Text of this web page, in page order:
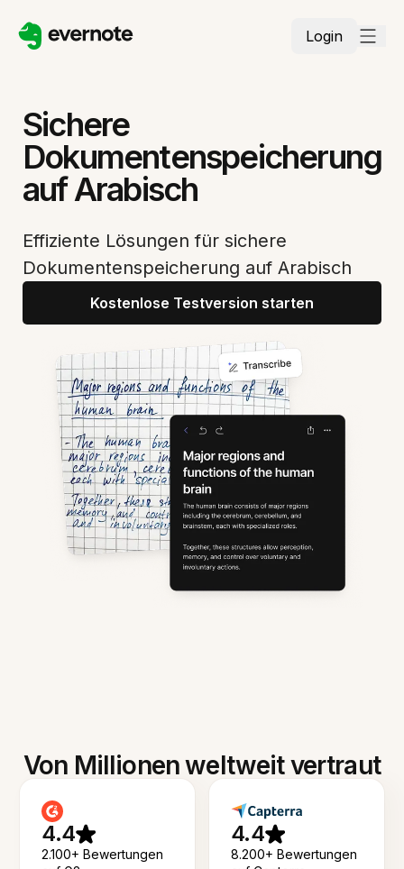
Login
Sichere
Dokumentenspeicherung
auf Arabisch
Effiziente Lösungen für sichere
Dokumentenspeicherung auf Arabisch
Kostenlose Testversion starten
Von Millionen weltweit vertraut
4.4
2.100+ Bewertungen
4.4
8.200+ Bewertungen